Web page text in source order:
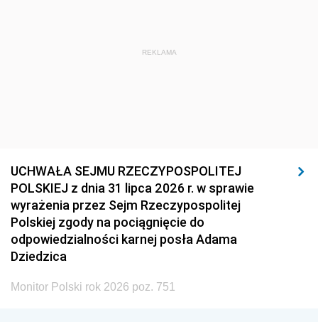
REKLAMA
UCHWAŁA SEJMU RZECZYPOSPOLITEJ
POLSKIEJ z dnia 31 lipca 2026 r. w sprawie
wyrażenia przez Sejm Rzeczypospolitej
Polskiej zgody na pociągnięcie do
odpowiedzialności karnej posła Adama
Dziedzica
Monitor Polski rok 2026 poz. 751